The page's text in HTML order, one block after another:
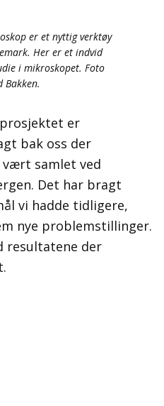
er et nyttig verktøy
Her er et indvid
i mikroskopet. Foto
Bakken.
er
bak oss der
samlet ved
Det har bragt
vi hadde tidligere,
nye problemstillinger.
resultatene der